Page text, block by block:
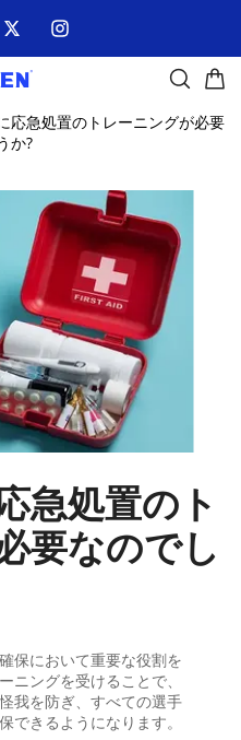
応急処置のトレーニングが必要
か?
急処置のト
要なのでし
保において重要な役割を
ニングを受けることで、
我を防ぎ、すべての選手
できるようになります。